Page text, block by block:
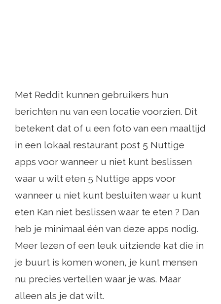
Met Reddit kunnen gebruikers hun
berichten nu van een locatie voorzien. Dit
betekent dat of u een foto van een maaltijd
in een lokaal restaurant post 5 Nuttige
apps voor wanneer u niet kunt beslissen
waar u wilt eten 5 Nuttige apps voor
wanneer u niet kunt besluiten waar u kunt
eten Kan niet beslissen waar te eten ? Dan
heb je minimaal één van deze apps nodig.
Meer lezen of een leuk uitziende kat die in
je buurt is komen wonen, je kunt mensen
nu precies vertellen waar je was. Maar
alleen als je dat wilt.